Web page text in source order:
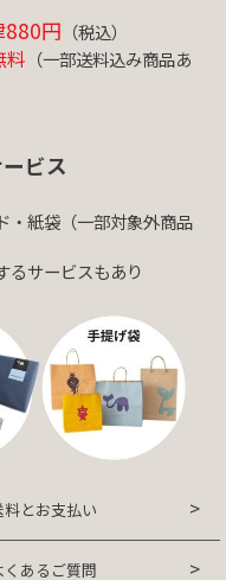
880円 （税込）
料 （一部送料込み商品あ
ビス
・紙袋（一部対象外商品
るサービスもあり
料とお支払い
くあるご質問